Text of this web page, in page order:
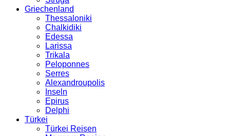
Griechenland
Thessaloniki
Chalkidiki
Edessa
Larissa
Trikala
Peloponnes
Serres
Alexandroupolis
Inseln
Epirus
Delphi
Türkei
Türkei Reisen